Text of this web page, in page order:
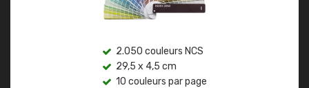
2.050 couleurs NCS
29,5 x 4,5 cm
10 couleurs par page